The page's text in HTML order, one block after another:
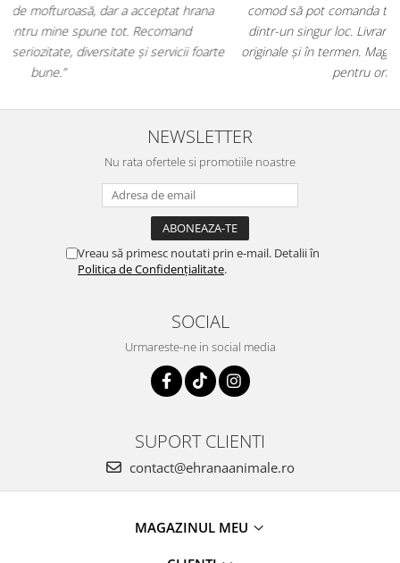
comod să pot comanda tot ce am nevoie pentru animalul meu
dintr-un singur loc. Livrarea a fost rapidă, iar produsele au fost
originale și în termen. Magazin serios, bine organizat și foarte util
NEWSLETTER
Nu rata ofertele si promotiile noastre
Vreau să primesc noutati prin e-mail. Detalii în
Politica de Confidențialitate.
SOCIAL
Urmareste-ne in social media
SUPORT CLIENTI
contact@ehranaanimale.ro
MAGAZINUL MEU